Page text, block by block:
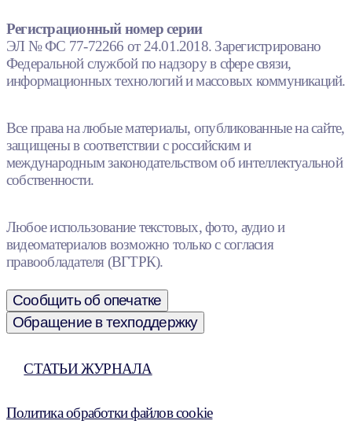
Регистрационный номер серии
ЭЛ № ФС 77-72266 от 24.01.2018. Зарегистрировано
Федеральной службой по надзору в сфере связи,
информационных технологий и массовых коммуникаций.
Все права на любые материалы, опубликованные на сайте,
защищены в соответствии с российским и
международным законодательством об интеллектуальной
собственности.
Любое использование текстовых, фото, аудио и
видеоматериалов возможно только с согласия
правообладателя (ВГТРК).
Сообщить об опечатке
Обращение в техподдержку
СТАТЬИ ЖУРНАЛА
Политика обработки файлов cookie